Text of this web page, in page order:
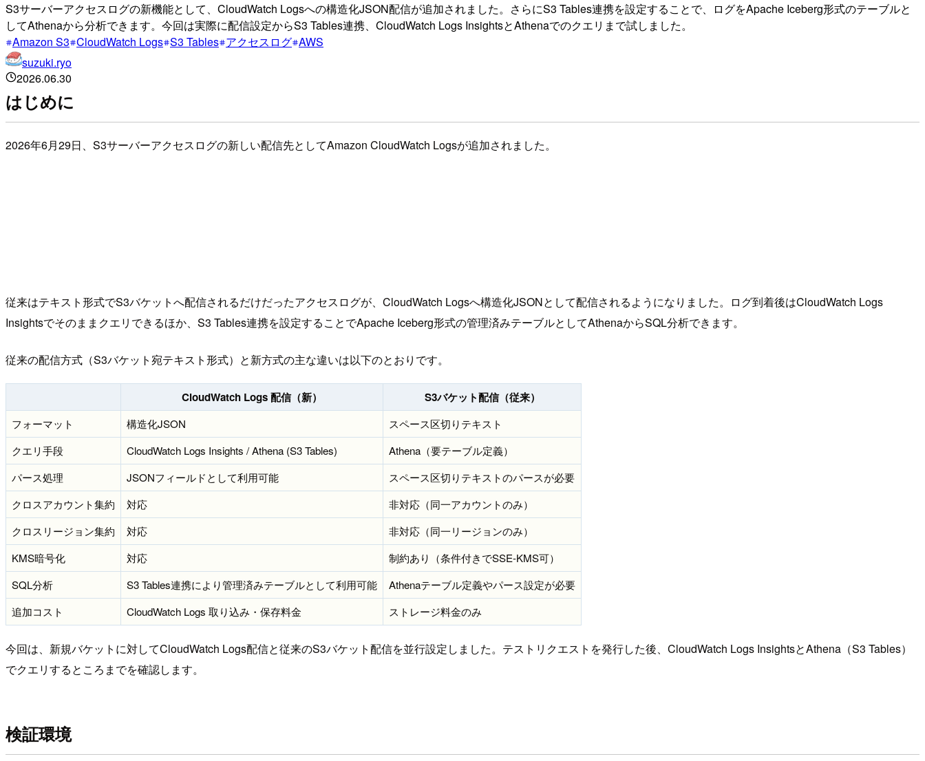
S3サーバーアクセスログの新機能として、CloudWatch Logsへの構造化JSON配信が追加されました。さらにS3 Tables連携を設定することで、ログをApache Iceberg形式のテーブルと
してAthenaから分析できます。今回は実際に配信設定からS3 Tables連携、CloudWatch Logs InsightsとAthenaでのクエリまで試しました。
Amazon S3 CloudWatch Logs S3 Tables アクセスログ AWS
suzuki.ryo
2026.06.30
はじめに
2026年6月29日、S3サーバーアクセスログの新しい配信先としてAmazon CloudWatch Logsが追加されました。
従来はテキスト形式でS3バケットへ配信されるだけだったアクセスログが、CloudWatch Logsへ構造化JSONとして配信されるようになりました。ログ到着後はCloudWatch Logs
Insightsでそのままクエリできるほか、S3 Tables連携を設定することでApache Iceberg形式の管理済みテーブルとしてAthenaからSQL分析できます。
従来の配信方式（S3バケット宛テキスト形式）と新方式の主な違いは以下のとおりです。
CloudWatch Logs 配信（新） S3バケット配信（従来）
フォーマット 構造化JSON
スペース区切りテキスト
クエリ手段
CloudWatch Logs Insights / Athena (S3 Tables)
Athena（要テーブル定義）
パース処理
JSONフィールドとして利用可能
スペース区切りテキストのパースが必要
クロスアカウント集約
対応
非対応（同一アカウントのみ）
クロスリージョン集約
対応
非対応（同一リージョンのみ）
KMS暗号化
対応
制約あり（条件付きでSSE-KMS可）
SQL分析
S3 Tables連携により管理済みテーブルとして利用可能
Athenaテーブル定義やパース設定が必要
追加コスト
CloudWatch Logs 取り込み・保存料金 ストレージ料金のみ
今回は、新規バケットに対してCloudWatch Logs配信と従来のS3バケット配信を並行設定しました。テストリクエストを発行した後、CloudWatch Logs InsightsとAthena（S3 Tables）
でクエリするところまでを確認します。
検証環境